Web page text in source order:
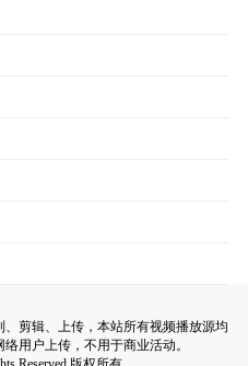
剪辑、上传，本站所有视频播放源均
用户上传，不用于商业活动。